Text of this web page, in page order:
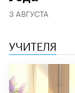
3 АВГУСТА
УЧИТЕЛЯ